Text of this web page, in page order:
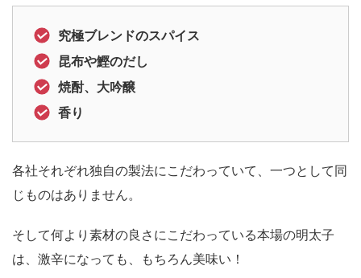
究極ブレンドのスパイス
昆布や鰹のだし
焼酎、大吟醸
香り
各社それぞれ独自の製法にこだわっていて、一つとして同
じものはありません。
そして何より素材の良さにこだわっている本場の明太子
は、激辛になっても、もちろん美味い！